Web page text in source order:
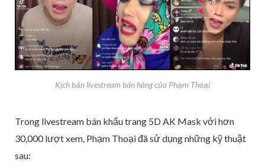
Kịch bản livestream bán hàng của Phạm Thoại
Trong livestream bán khẩu trang 5D AK Mask với hơn
30,000 lượt xem, Phạm Thoại đã sử dụng những kỹ thuật
sau: